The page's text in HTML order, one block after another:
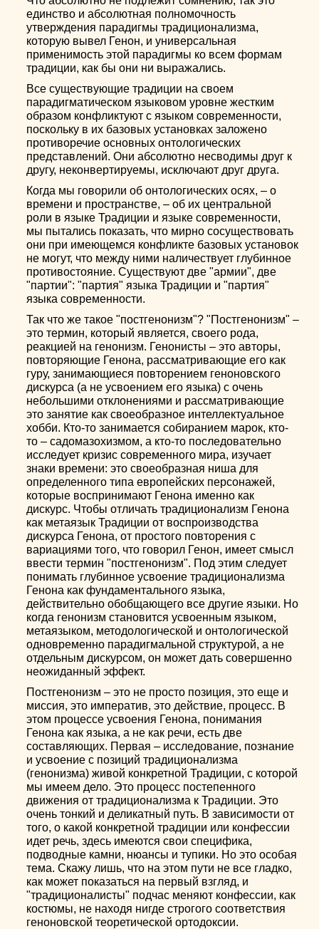
единство и абсолютная полномочность
утверждения парадигмы традиционализма,
которую вывел Генон, и универсальная
применимость этой парадигмы ко всем формам
традиции, как бы они ни выражались.
Все существующие традиции на своем
парадигматическом языковом уровне жестким
образом конфликтуют с языком современности,
поскольку в их базовых установках заложено
противоречие основных онтологических
представлений. Они абсолютно несводимы друг к
другу, неконвертируемы, исключают друг друга.
Когда мы говорили об онтологических осях, – о
времени и пространстве, – об их центральной
роли в языке Традиции и языке современности,
мы пытались показать, что мирно сосуществовать
они при имеющемся конфликте базовых установок
не могут, что между ними наличествует глубинное
противостояние. Существуют две "армии", две
"партии": "партия" языка Традиции и "партия"
языка современности.
Так что же такое "постгенонизм"? "Постгенонизм" –
это термин, который является, своего рода,
реакцией на генонизм. Генонисты – это авторы,
повторяющие Генона, рассматривающие его как
гуру, занимающиеся повторением геноновского
дискурса (а не усвоением его языка) с очень
небольшими отклонениями и рассматривающие
это занятие как своеобразное интеллектуальное
хобби. Кто-то занимается собиранием марок, кто-
то – садомазохизмом, а кто-то последовательно
исследует кризис современного мира, изучает
знаки времени: это своеобразная ниша для
определенного типа европейских персонажей,
которые воспринимают Генона именно как
дискурс. Чтобы отличать традиционализм Генона
как метаязык Традиции от воспроизводства
дискурса Генона, от простого повторения с
вариациями того, что говорил Генон, имеет смысл
ввести термин "постгенонизм". Под этим следует
понимать глубинное усвоение традиционализма
Генона как фундаментального языка,
действительно обобщающего все другие языки. Но
когда генонизм становится усвоенным языком,
метаязыком, методологической и онтологической
одновременно парадигмальной структурой, а не
отдельным дискурсом, он может дать совершенно
неожиданный эффект.
Постгенонизм – это не просто позиция, это еще и
миссия, это императив, это действие, процесс. В
этом процессе усвоения Генона, понимания
Генона как языка, а не как речи, есть две
составляющих. Первая – исследование, познание
и усвоение с позиций традиционализма
(генонизма) живой конкретной Традиции, с которой
мы имеем дело. Это процесс постепенного
движения от традиционализма к Традиции. Это
очень тонкий и деликатный путь. В зависимости от
того, о какой конкретной традиции или конфессии
идет речь, здесь имеются свои специфика,
подводные камни, нюансы и тупики. Но это особая
тема. Скажу лишь, что на этом пути не все гладко,
как может показаться на первый взгляд, и
"традиционалисты" подчас меняют конфессии, как
костюмы, не находя нигде строгого соответствия
геноновской теоретической ортодоксии.